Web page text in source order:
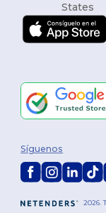
2026.
Síguenos